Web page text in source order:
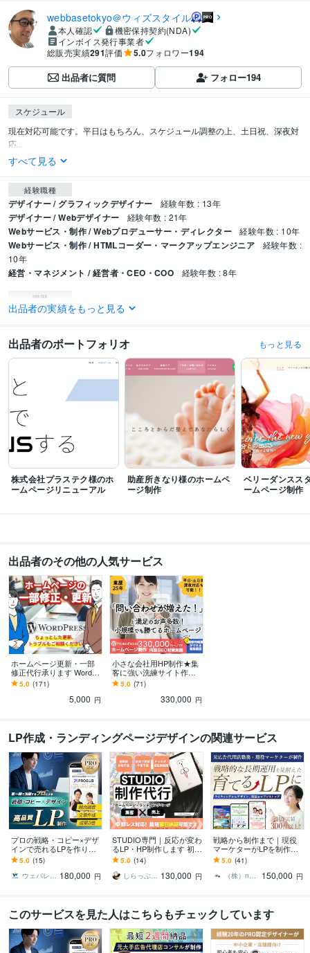
webbasetokyo＠ウィズスタイル
本人確認
機密保持契約(NDA)
インボイス発行事業者
総販売実績291評価 5.0フォロワー194
出品者に質問 フォロー194
スケジュール
現在対応可能です。平日はもちろん、スケジュール調整の上、土日祝、深夜対
応...
すべて見る
経験職種
デザイナー / グラフィックデザイナー 経験年数 : 13年
デザイナー / Webデザイナー 経験年数 : 21年
Webサービス・制作 / Webプロデューサー・ディレクター 経験年数 : 10年
Webサービス・制作 / HTMLコーダー・マークアップエンジニア
経験年数 :
10年
経営・マネジメント / 経営者・CEO・COO 経験年数 : 8年
職歴
株式会社モト企画事務所 1996年8月 ~ 2001年8月
株式会社リアルオン 2014年12月 ~ 2019年9月
株式会社ウィズスタイル 2019年9月 ~ 現在
プログラミング言語・フレームワーク
HTML:17年 CSS:15年 PHP:4年
ビジネス・クリエイティブツール
Adobe Photoshop:20年 Adobe Illustrator:20年Adobe XD:6年
WordPress:7年Google Search Console:7年 Google Analytics:7年
Dreamweaver:5年 Word:20年Excel:20年
得意分野
Web制作・HP作成・EC構築
ホームページ制作　デザイン～サイト構築
介護
学歴
京都産業大学 1992年3月 ~ 1996年2月
デジタルクリエイターカレッジWAO! 1996年3月 ~ 1996年6月
デジタルクリエイターカレッジWAO! 1996年6月 ~ 1996年8月
出品者の実績をもっと見る
出品者のポートフォリオ もっと見る
株式会社プラステク様のホ
ームページリニューアル
助産所きなり様のホームペ
ージ制作
ベリーダンスス
ームページ制作
出品者のその他の人気サービス
ホームページ更新・一部
修正代行承ります Wordpr
essサイトの更新をトラブ
ルなどもご相談ください
5.0 (171)
5,000 円
小さな会社用HP制作★集
客に強い洗練サイト作り
ます 平日・土日祝・深夜
対応可！プロが戦略から
デザインまで一気通貫
5.0 (71)
330,000 円
LP作成・ランディングページデザインの関連サービス
プロの戦略・コピー×デザ
インで売れるLPを作りま
す 広告費を抑えて成約率
を最大化！高反応の営業
ツールを構築します
5.0 (15)
ウェバレッジ 180,000 円
STUDIO専門｜反応が変わ
るLP・HP制作します 初め
てでも安心。プロが伴
走、伝わる×売れるデザイ
ンをサポート
5.0 (14)
しらっぷキャノン｜Web Circus 130,000 円
戦略から制作まで｜現役
マーケターがLPを制作し
ます PRO認定｜実績300
本｜リサーチ・戦略策定
から制作まで
5.0 (41)
（株）nanimono 集客・採用支援
150,000 円
このサービスを見た人はこちらもチェックしています